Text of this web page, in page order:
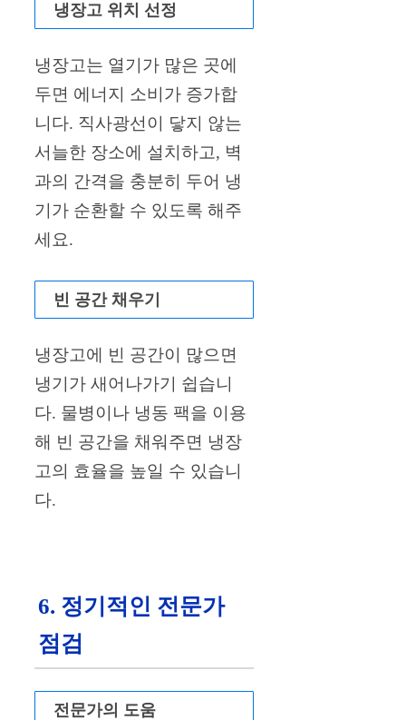
냉장고 위치 선정
냉장고는 열기가 많은 곳에
두면 에너지 소비가 증가합
니다. 직사광선이 닿지 않는
서늘한 장소에 설치하고, 벽
과의 간격을 충분히 두어 냉
기가 순환할 수 있도록 해주
세요.
빈 공간 채우기
냉장고에 빈 공간이 많으면
냉기가 새어나가기 쉽습니
다. 물병이나 냉동 팩을 이용
해 빈 공간을 채워주면 냉장
고의 효율을 높일 수 있습니
다.
6. 정기적인 전문가
점검
전문가의 도움